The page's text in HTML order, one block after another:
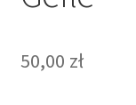
50,00 zł